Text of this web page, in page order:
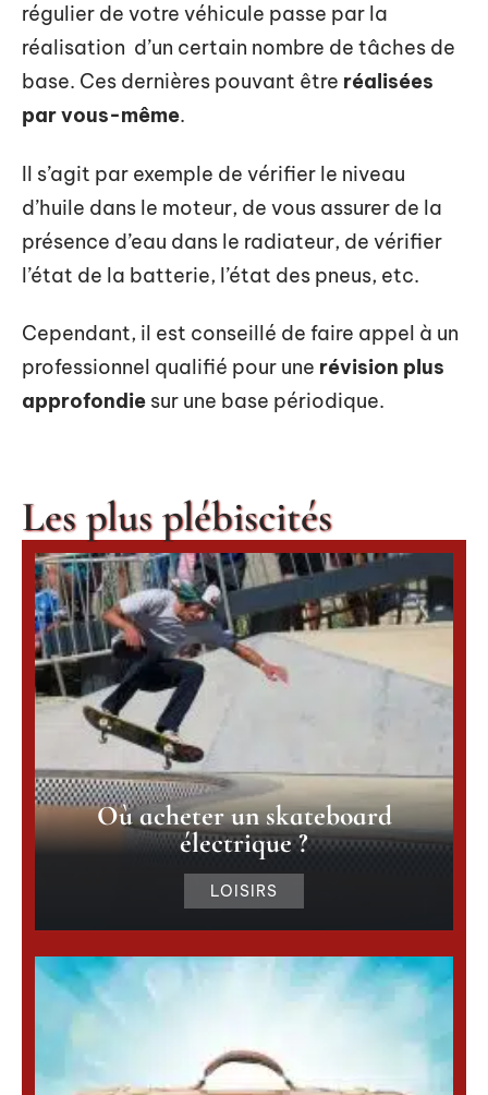
régulier de votre véhicule passe par la
réalisation d’un certain nombre de tâches de
base. Ces dernières pouvant être réalisées
par vous-même.
Il s’agit par exemple de vérifier le niveau
d’huile dans le moteur, de vous assurer de la
présence d’eau dans le radiateur, de vérifier
l’état de la batterie, l’état des pneus, etc.
Cependant, il est conseillé de faire appel à un
professionnel qualifié pour une révision plus
approfondie sur une base périodique.
Les plus plébiscités
Où acheter un skateboard
électrique ?
LOISIRS